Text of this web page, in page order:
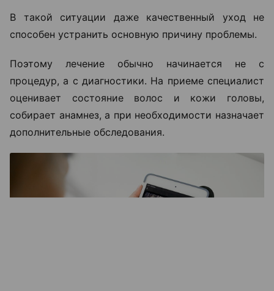
В такой ситуации даже качественный уход не